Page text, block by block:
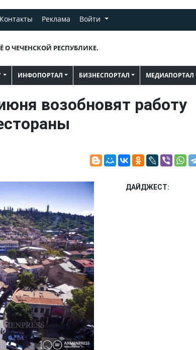
Контакты Реклама Войти
О ЧЕЧЕНСКОЙ РЕСПУБЛИКЕ.
ИНФОПОРТАЛ БИЗНЕСПОРТАЛ МЕДИАПОРТАЛ
возобновят работу
ДАЙДЖЕСТ: